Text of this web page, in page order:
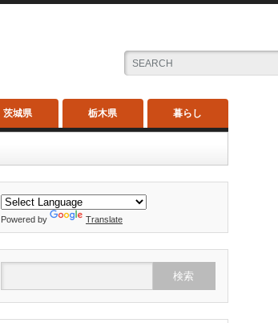
茨城県 栃木県 暮らし
Powered by Translate